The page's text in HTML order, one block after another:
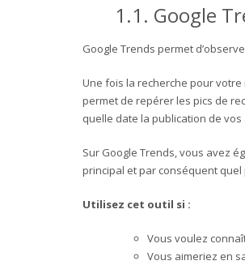
1.1. Google
Google Trends permet
Une fois la recherche pour
permet de repérer les pics de
quelle date la publication de
Sur Google Trends, vous avez
principal et par conséquent
Utilisez cet outil si :
Vous voulez
Vous aimeriez en